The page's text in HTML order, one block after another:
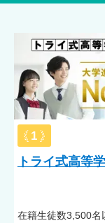
午後スタートカリキュ
受入実績
不登校／アスペル
（ASD）／注意欠
つ病
※受入実績は、受
よって異なります
1
トライ式高等
在籍⽣徒数3,500名